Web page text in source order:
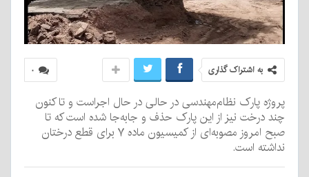
۰ به اشتراک گذاری
پروژه پارک نظام‌مهندسی در حالی در حال اجراست و تا کنون
چند درخت نیز از این پارک حذف و جابه‌جا شده است که تا
صبح امروز مصوبه‌ای از کمیسیون ماده ۷ برای قطع درختان
نداشته است.